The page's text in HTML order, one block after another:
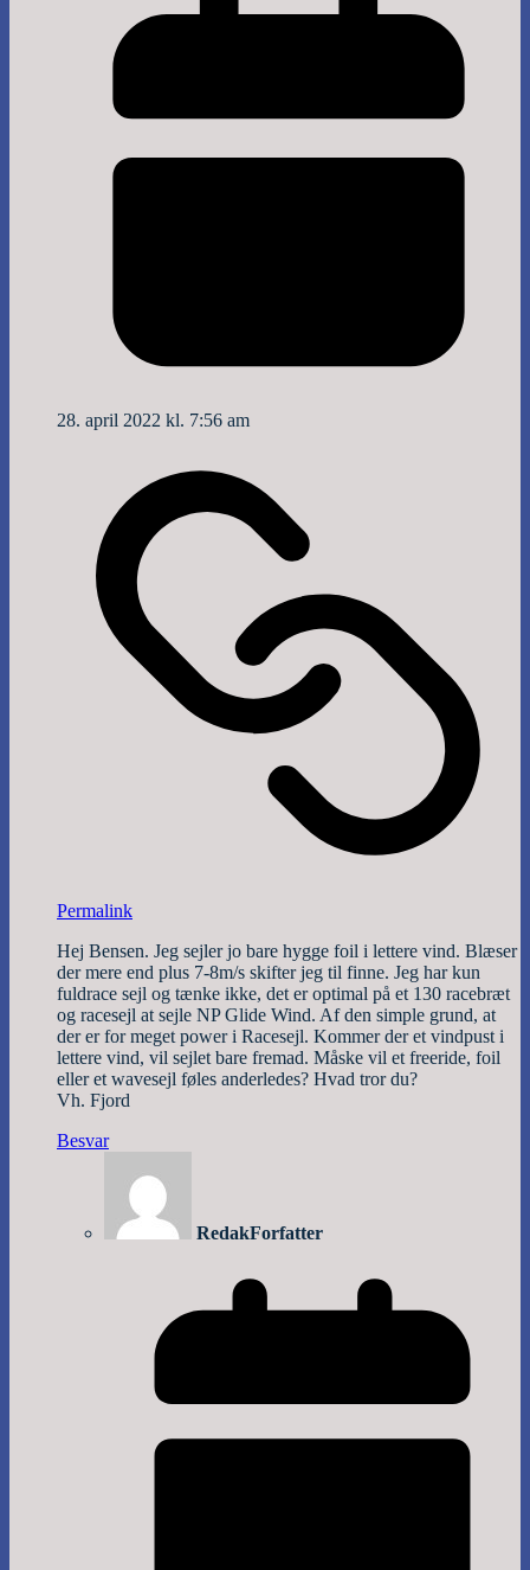
28. april 2022 kl. 7:56 am
Permalink
Hej Bensen. Jeg sejler jo bare hygge foil i lettere vind. Blæser
der mere end plus 7-8m/s skifter jeg til finne. Jeg har kun
fuldrace sejl og tænke ikke, det er optimal på et 130 racebræt
og racesejl at sejle NP Glide Wind. Af den simple grund, at
der er for meget power i Racesejl. Kommer der et vindpust i
lettere vind, vil sejlet bare fremad. Måske vil et freeride, foil
eller et wavesejl føles anderledes? Hvad tror du?
Vh. Fjord
Besvar
RedakForfatter